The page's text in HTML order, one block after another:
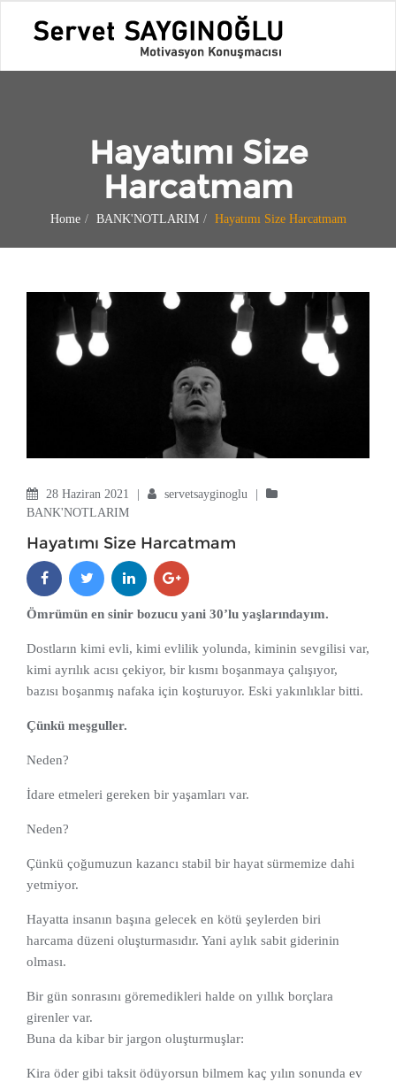
Hayatımı Size
Harcatmam
Home BANK'NOTLARIM Hayatımı Size Harcatmam
28 Haziran 2021 servetsayginoglu
BANK'NOTLARIM
Hayatımı Size Harcatmam
Ömrümün en sinir bozucu yani 30’lu yaşlarındayım.
Dostların kimi evli, kimi evlilik yolunda, kiminin sevgilisi var,
kimi ayrılık acısı çekiyor, bir kısmı boşanmaya çalışıyor,
bazısı boşanmış nafaka için koşturuyor. Eski yakınlıklar bitti.
Çünkü meşguller.
Neden?
İdare etmeleri gereken bir yaşamları var.
Neden?
Çünkü çoğumuzun kazancı stabil bir hayat sürmemize dahi
yetmiyor.
Hayatta insanın başına gelecek en kötü şeylerden biri
harcama düzeni oluşturmasıdır. Yani aylık sabit giderinin
olması.
Bir gün sonrasını göremedikleri halde on yıllık borçlara
girenler var.
Buna da kibar bir jargon oluşturmuşlar:
Kira öder gibi taksit ödüyorsun bilmem kaç yılın sonunda ev